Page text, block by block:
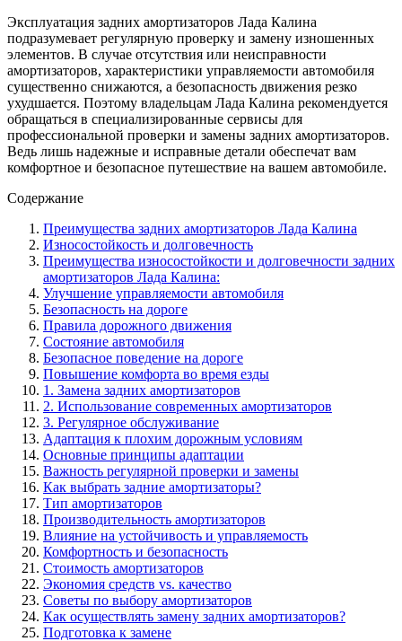
Эксплуатация задних амортизаторов Лада Калина
подразумевает регулярную проверку и замену изношенных
элементов. В случае отсутствия или неисправности
амортизаторов, характеристики управляемости автомобиля
существенно снижаются, а безопасность движения резко
ухудшается. Поэтому владельцам Лада Калина рекомендуется
обращаться в специализированные сервисы для
профессиональной проверки и замены задних амортизаторов.
Ведь лишь надежные и исправные детали обеспечат вам
комфортное и безопасное путешествие на вашем автомобиле.
Содержание
Преимущества задних амортизаторов Лада Калина
Износостойкость и долговечность
Преимущества износостойкости и долговечности задних
амортизаторов Лада Калина:
Улучшение управляемости автомобиля
Безопасность на дороге
Правила дорожного движения
Состояние автомобиля
Безопасное поведение на дороге
Повышение комфорта во время езды
1. Замена задних амортизаторов
2. Использование современных амортизаторов
3. Регулярное обслуживание
Адаптация к плохим дорожным условиям
Основные принципы адаптации
Важность регулярной проверки и замены
Как выбрать задние амортизаторы?
Тип амортизаторов
Производительность амортизаторов
Влияние на устойчивость и управляемость
Комфортность и безопасность
Стоимость амортизаторов
Экономия средств vs. качество
Советы по выбору амортизаторов
Как осуществлять замену задних амортизаторов?
Подготовка к замене